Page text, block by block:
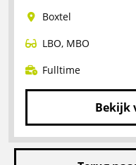
Boxtel
LBO, MBO
Fulltime
Bekijk
Lees
meer